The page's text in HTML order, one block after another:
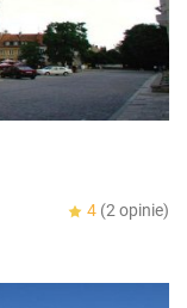
4 (2 opinie)